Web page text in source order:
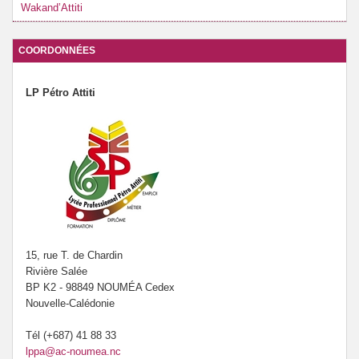
Wakand’Attiti
COORDONNÉES
LP Pétro Attiti
15, rue T. de Chardin
Rivière Salée
BP K2 - 98849 NOUMÉA Cedex
Nouvelle-Calédonie
Tél (+687) 41 88 33
lppa@ac-noumea.nc